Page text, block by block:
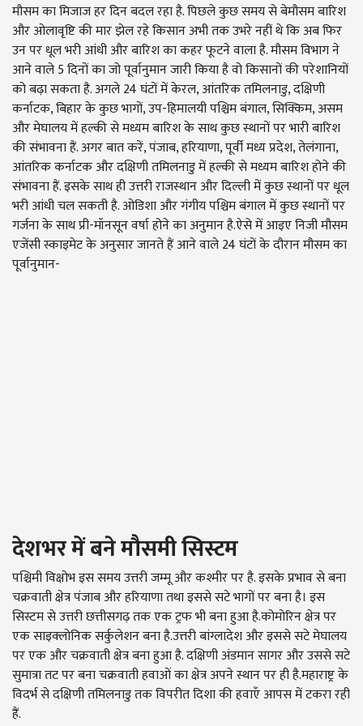
मौसम का मिजाज हर दिन बदल रहा है. पिछले कुछ समय से बेमौसम बारिश
और ओलावृष्टि की मार झेल रहे किसान अभी तक उभरे नहीं थे कि अब फिर
उन पर धूल भरी आंधी और बारिश का कहर फूटने वाला है. मौसम विभाग ने
आने वाले 5 दिनों का जो पूर्वानुमान जारी किया है वो किसानों की परेशानियों
को बढ़ा सकता है. अगले 24 घंटों में केरल, आंतरिक तमिलनाडु, दक्षिणी
कर्नाटक, बिहार के कुछ भागों, उप-हिमालयी पश्चिम बंगाल, सिक्किम, असम
और मेघालय में हल्की से मध्यम बारिश के साथ कुछ स्थानों पर भारी बारिश
की संभावना हैं. अगर बात करें, पंजाब, हरियाणा, पूर्वी मध्य प्रदेश, तेलंगाना,
आंतरिक कर्नाटक और दक्षिणी तमिलनाडु में हल्की से मध्यम बारिश होने की
संभावना हैं. इसके साथ ही उत्तरी राजस्थान और दिल्ली में कुछ स्थानों पर धूल
भरी आंधी चल सकती है. ओडिशा और गंगीय पश्चिम बंगाल में कुछ स्थानों पर
गर्जना के साथ प्री-मॉनसून वर्षा होने का अनुमान है.ऐसे में आइए निजी मौसम
एजेंसी स्काइमेट के अनुसार जानते हैं आने वाले 24 घंटों के दौरान मौसम का
पूर्वानुमान-
देशभरमेंबनेमौसमीसिस्टम
पश्चिमी विक्षोभ इस समय उत्तरी जम्मू और कश्मीर पर है. इसके प्रभाव से बना
चक्रवाती क्षेत्र पंजाब और हरियाणा तथा इससे सटे भागों पर बना है। इस
सिस्टम से उत्तरी छत्तीसगढ़ तक एक ट्रफ भी बना हुआ है.कोमोरिन क्षेत्र पर
एक साइक्लोनिक सर्कुलेशन बना है.उत्तरी बांग्लादेश और इससे सटे मेघालय
पर एक और चक्रवाती क्षेत्र बना हुआ है. दक्षिणी अंडमान सागर और उससे सटे
सुमात्रा तट पर बना चक्रवाती हवाओं का क्षेत्र अपने स्थान पर ही है.महाराष्ट्र के
विदर्भ से दक्षिणी तमिलनाडु तक विपरीत दिशा की हवाएँ आपस में टकरा रही
हैं.